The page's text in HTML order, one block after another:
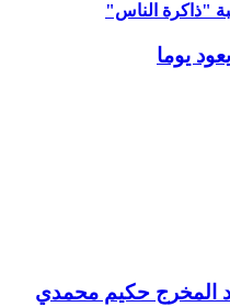
"ذاكرة الناس"
يوما
المخرج حكيم محمدي